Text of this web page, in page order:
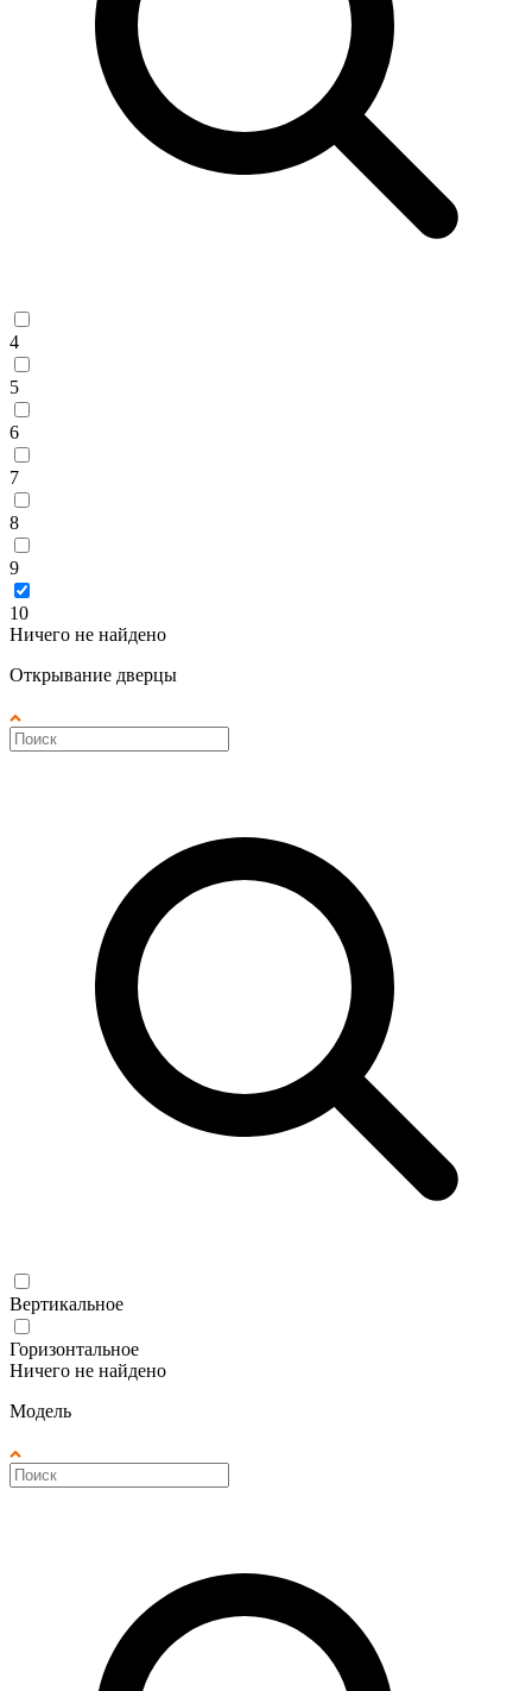
4
5
6
7
8
9
10
Ничего не найдено
Открывание дверцы
Вертикальное
Горизонтальное
Ничего не найдено
Модель